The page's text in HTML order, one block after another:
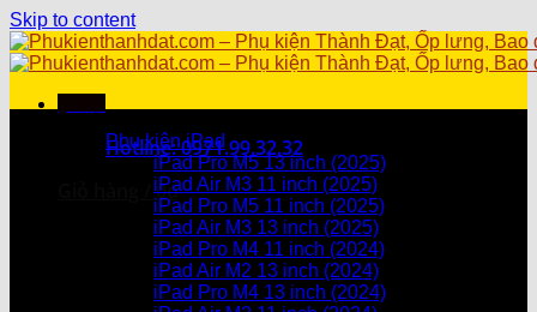
Skip to content
Hotline: 0971.99.32.32
Giỏ hàng /0₫
Chưa có sản phẩm trong giỏ hàng.
Danh mục sản phẩm
Phụ kiện iPad
iPad Pro M5 13 inch (2025)
iPad Air M3 11 inch (2025)
iPad Pro M5 11 inch (2025)
iPad Air M3 13 inch (2025)
iPad Pro M4 11 inch (2024)
iPad Air M2 13 inch (2024)
iPad Pro M4 13 inch (2024)